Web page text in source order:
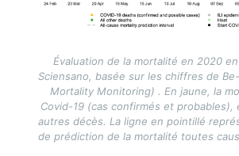
Évaluation de la mortalité en 2020
Sciensano, basée sur les chiffres de
Mortality Monitoring) . En jaune, la
Covid-19 (cas confirmés et probables),
autres décès. La ligne en pointillé
de prédiction de la mortalité toutes